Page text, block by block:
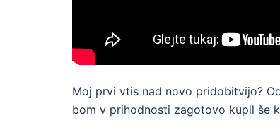
Moj prvi vtis nad novo pridobitvijo?
bom v prihodnosti zagotovo kupil še